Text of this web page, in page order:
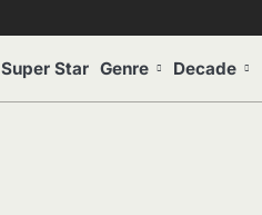
Super Star Genre Decade